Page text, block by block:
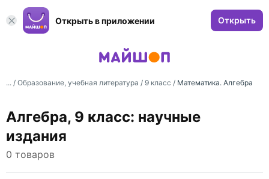
Открыть в приложении Открыть
... / Образование, учебная литература / 9 класс / Математика. Алгебра
Алгебра, 9 класс: научные
издания
0 товаров